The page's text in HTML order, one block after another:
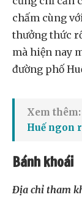
chấm cùng
thưởng thức
mà hiện nay
đường phố
Xem thêm:
Huế ngon
Bánh khoái
Địa chỉ tham